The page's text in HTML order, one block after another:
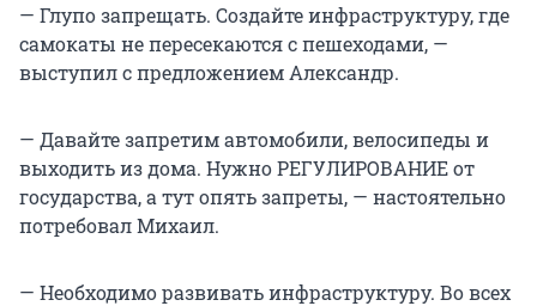
— Глупо запрещать. Создайте инфраструктуру, где
самокаты не пересекаются с пешеходами, —
выступил с предложением Александр.
— Давайте запретим автомобили, велосипеды и
выходить из дома. Нужно РЕГУЛИРОВАНИЕ от
государства, а тут опять запреты, — настоятельно
потребовал Михаил.
— Необходимо развивать инфраструктуру. Во всех